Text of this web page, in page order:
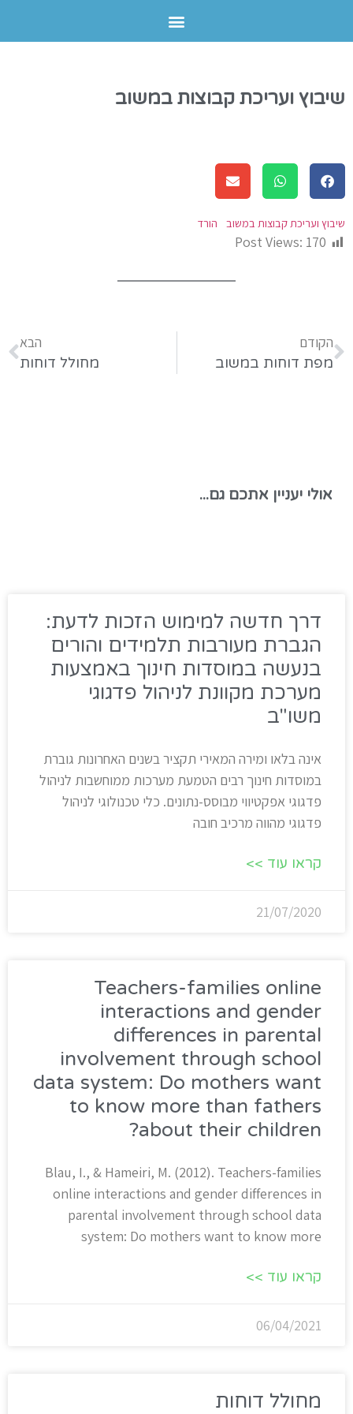
שיבוץ ועריכת קבוצות במשוב
שיבוץ ועריכת קבוצות במשוב הורד
Post Views: 170
הקודם
מפת דוחות במשוב
הבא
מחולל דוחות
אולי יעניין אתכם גם...
דרך חדשה למימוש הזכות לדעת:
הגברת מעורבות תלמידים והורים
בנעשה במוסדות חינוך באמצעות
מערכת מקוונת לניהול פדגוגי
משו"ב
אינה בלאו ומירה המאירי תקציר בשנים האחרונות גוברת
במוסדות חינוך רבים הטמעת מערכות ממוחשבות לניהול
פדגוגי אפקטיווי מבוסס-נתונים. כלי טכנולוגי לניהול
פדגוגי מהווה מרכיב חובה
קראו עוד >>
21/07/2020
Teachers-families online
interactions and gender
differences in parental
involvement through school
data system: Do mothers want
to know more than fathers
about their children?
Blau, I., & Hameiri, M. (2012). Teachers-families
online interactions and gender differences in
parental involvement through school data
system: Do mothers want to know more
קראו עוד >>
06/04/2021
מחולל דוחות